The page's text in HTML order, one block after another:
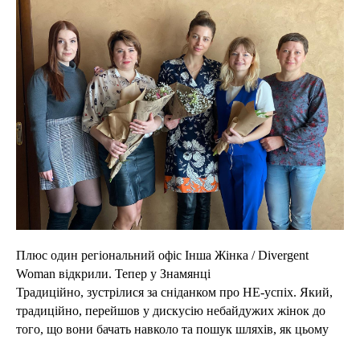
Плюс один регіональний офіс Інша Жінка / Divergent
Woman відкрили. Тепер у Знамянці
Традиційно, зустрілися за сніданком про НЕ-успіх. Який,
традиційно, перейшов у дискусію небайдужих жінок до
того, що вони бачать навколо та пошук шляхів, як цьому